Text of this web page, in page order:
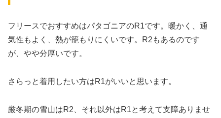
フリースでおすすめはパタゴニアのR1です。暖かく、通
気性もよく、熱が籠もりにくいです。R2もあるのです
が、やや分厚いです。
さらっと着用したい方はR1がいいと思います。
厳冬期の雪山はR2、それ以外はR1と考えて支障ありませ